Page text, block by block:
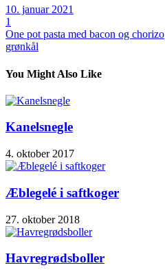
10. januar 2021
1
One pot pasta med bacon og chorizo
grønkål
You Might Also Like
Kanelsnegle
4. oktober 2017
Æblegelé i saftkoger
27. oktober 2018
Havregrødsboller